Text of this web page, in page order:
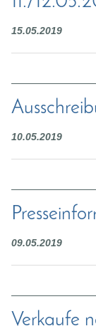
15.05.2019
10.05.2019
09.05.2019
Verkaufe